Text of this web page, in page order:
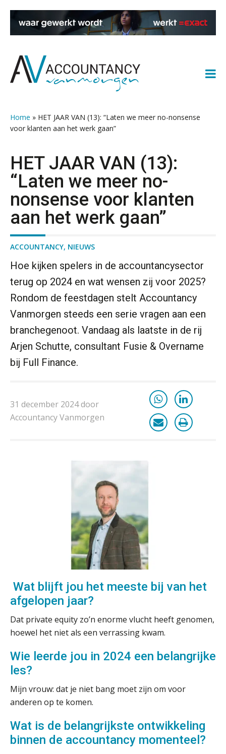
naar
naar
naar
naar
Home » HET JAAR VAN (13): “Laten we meer no-nonsense
voor klanten aan het werk gaan”
HET JAAR VAN (13):
“Laten we meer no-
nonsense voor klanten
aan het werk gaan”
ACCOUNTANCY, NIEUWS
Hoe kijken spelers in de accountancysector
terug op 2024 en wat wensen zij voor 2025?
Rondom de feestdagen stelt Accountancy
Vanmorgen steeds een serie vragen aan een
branchegenoot. Vandaag als laatste in de rij
Arjen Schutte, consultant Fusie & Overname
bij Full Finance.
31 december 2024 door
Accountancy Vanmorgen
Wat blijft jou het meeste bij van het
afgelopen jaar?
Dat private equity zo’n enorme vlucht heeft genomen,
hoewel het niet als een verrassing kwam.
Wie leerde jou in 2024 een belangrijke
les?
Mijn vrouw: dat je niet bang moet zijn om voor
anderen op te komen.
Wat is de belangrijkste ontwikkeling
binnen de accountancy momenteel?
waar elk kantoor op wacht.
Hoe snellere straatjes het zicht op
‘De accountant is essentieel voor
ondernemers in het mkb’
Waarom een VOF-contract net zo
belangrijk is als het zakelijk plan zelf
Waarom jouw klant sneller
antwoordt via een app dan via de
het, en waar let je op?
Het herbeleggen van de
Herinvesteringsreserve (HIR) in een
vastgoedbeleggingsfonds?
Inzicht in je organisatie: de kracht zit
in eenvoud
de autonome AI-boekhouder
De curator klopt aan: wat moet een
accountantskantoor afgeven bij een
faillissement van een klant?
Van Mook: “Met Minox Focus wil ik
groeien naar twee keer zoveel
klanten.”
Van losse vastlegging naar
aantoonbare grip op KYC en de Wwft
Woord & Daad: “Van wildgroei naar
een structuur die iedereen begrijpt”
Scan-en-herken haalt de druk niet van
je kwartaalafsluiting. Dit wel.
tuchtrechtspraak advocatuur is
belast met btw
Best FinTech Startup of the Year
België
het beter dan vorig jaar?
factuurverwerking: zo kom je er
Hierom zijn webshopondernemers